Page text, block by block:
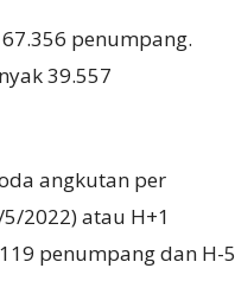
penumpang.
39.557
angkutan per
2022) atau H+1
penumpang dan H-5